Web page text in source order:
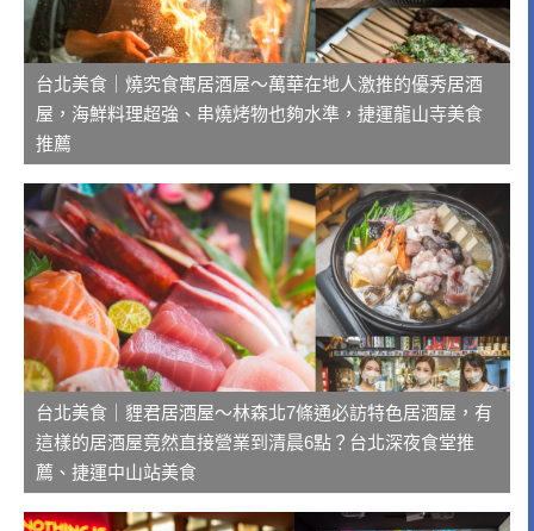
台北美食｜燒究食寓居酒屋～萬華在地人激推的優秀居酒
屋，海鮮料理超強、串燒烤物也夠水準，捷運龍山寺美食
推薦
台北美食｜貍君居酒屋～林森北7條通必訪特色居酒屋，有
這樣的居酒屋竟然直接營業到清晨6點？台北深夜食堂推
薦、捷運中山站美食